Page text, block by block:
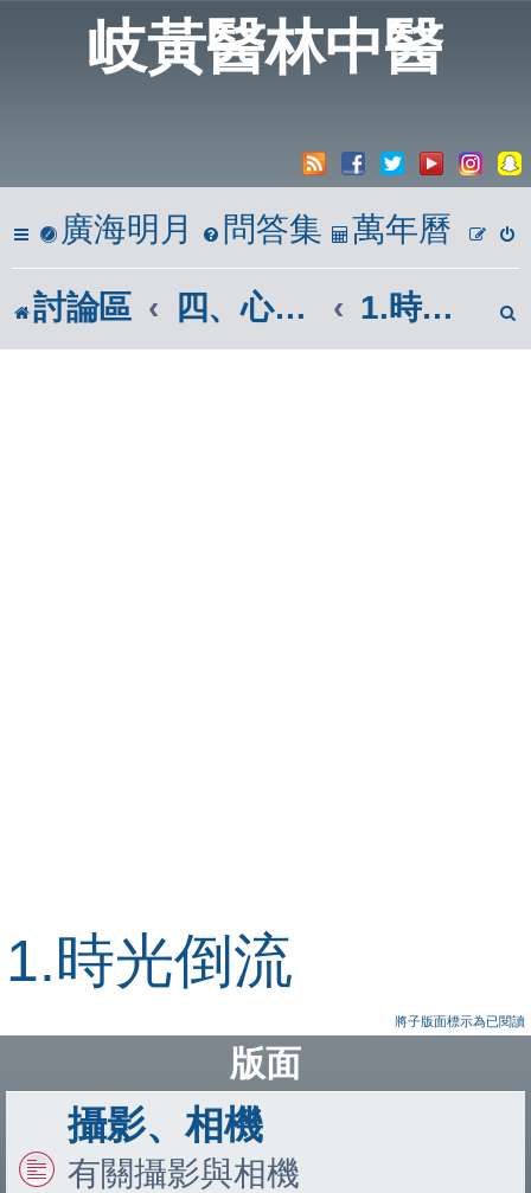
岐黃醫林中醫
廣海明月 問答集 萬年曆
討論區 四、心築情巢 1.時光倒流
1.時光倒流
將子版面標示為已閱讀
版面
攝影、相機
有關攝影與相機